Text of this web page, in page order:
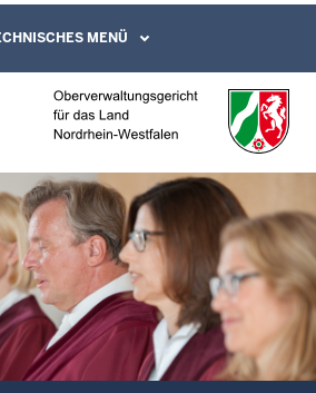
für das Land
Sitzungstermine
Gebärdensprachenvideo
MENÜ